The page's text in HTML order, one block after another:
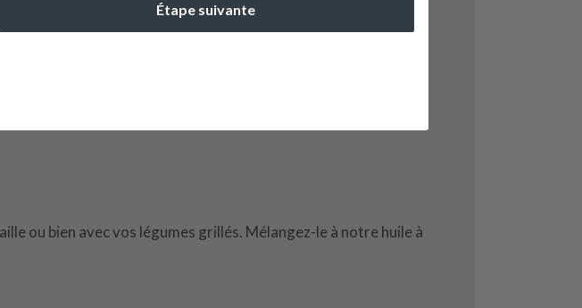
ou bien avec vos légumes grillés. Mélangez-le à notre huile à
Étape suivante